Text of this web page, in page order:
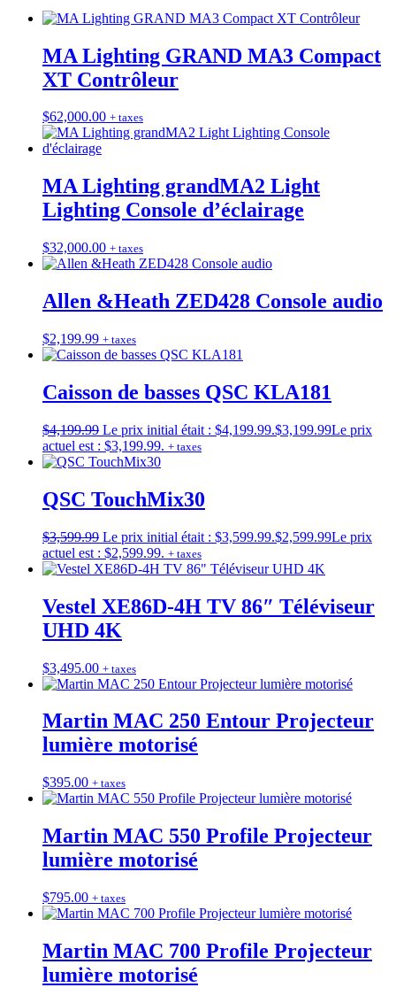
MA Lighting GRAND MA3 Compact
XT Contrôleur
$62,000.00 + taxes
MA Lighting grandMA2 Light
Lighting Console d’éclairage
$32,000.00 + taxes
Allen &Heath ZED428 Console audio
$2,199.99 + taxes
Caisson de basses QSC KLA181
$4,199.99 Le prix initial était : $4,199.99.$3,199.99Le prix
actuel est : $3,199.99. + taxes
QSC TouchMix30
$3,599.99 Le prix initial était : $3,599.99.$2,599.99Le prix
actuel est : $2,599.99. + taxes
Vestel XE86D-4H TV 86″ Téléviseur
UHD 4K
$3,495.00 + taxes
Martin MAC 250 Entour Projecteur
lumière motorisé
$395.00 + taxes
Martin MAC 550 Profile Projecteur
lumière motorisé
$795.00 + taxes
Martin MAC 700 Profile Projecteur
lumière motorisé